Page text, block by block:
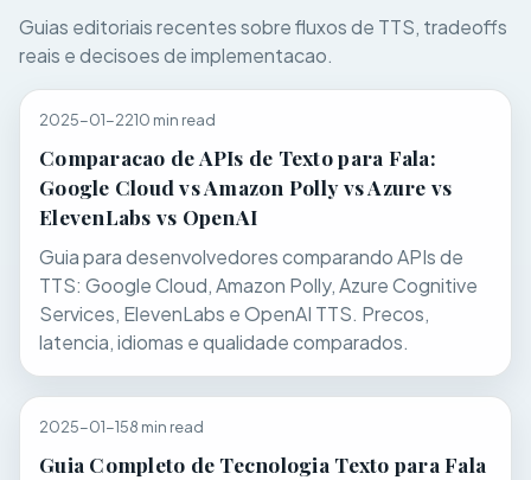
Guias editoriais recentes sobre fluxos de TTS, tradeoffs
reais e decisoes de implementacao.
2025-01-2210 min read
Comparacao de APIs de Texto para Fala:
Google Cloud vs Amazon Polly vs Azure vs
ElevenLabs vs OpenAI
Guia para desenvolvedores comparando APIs de
TTS: Google Cloud, Amazon Polly, Azure Cognitive
Services, ElevenLabs e OpenAI TTS. Precos,
latencia, idiomas e qualidade comparados.
2025-01-158 min read
Guia Completo de Tecnologia Texto para Fala